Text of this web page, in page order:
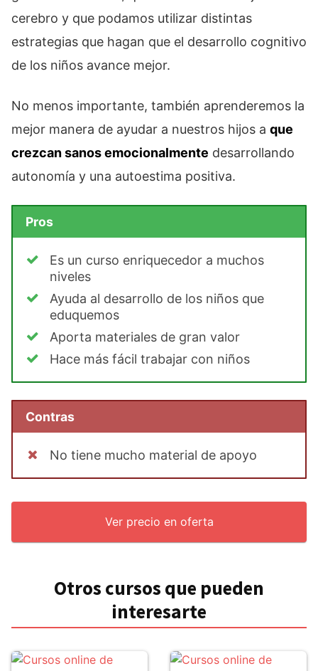
cerebro y que podamos utilizar distintas
estrategias que hagan que el desarrollo cognitivo
de los niños avance mejor.
No menos importante, también aprenderemos la
mejor manera de ayudar a nuestros hijos a que
crezcan sanos emocionalmente desarrollando
autonomía y una autoestima positiva.
Pros
Es un curso enriquecedor a muchos
niveles
Ayuda al desarrollo de los niños que
eduquemos
Aporta materiales de gran valor
Hace más fácil trabajar con niños
Contras
No tiene mucho material de apoyo
Ver precio en oferta
Otros cursos que pueden
interesarte